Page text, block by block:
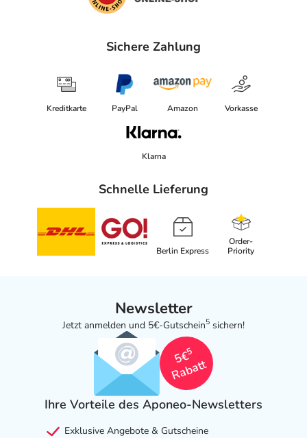
Sichere Zahlung
Kreditkarte PayPal Amazon Vorkasse
Klarna
Schnelle Lieferung
Berlin Express
Order-
Priority
Newsletter
Jetzt anmelden und 5€-Gutschein5 sichern!
5€
5
Rabatt
Ihre Vorteile des Aponeo-Newsletters
Exklusive Angebote & Gutscheine